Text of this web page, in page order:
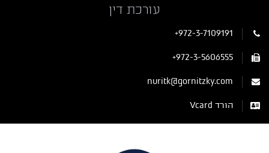
עורכת דין
+972-3-7109191
+972-3-5606555
nuritk@gornitzky.com
הורד Vcard